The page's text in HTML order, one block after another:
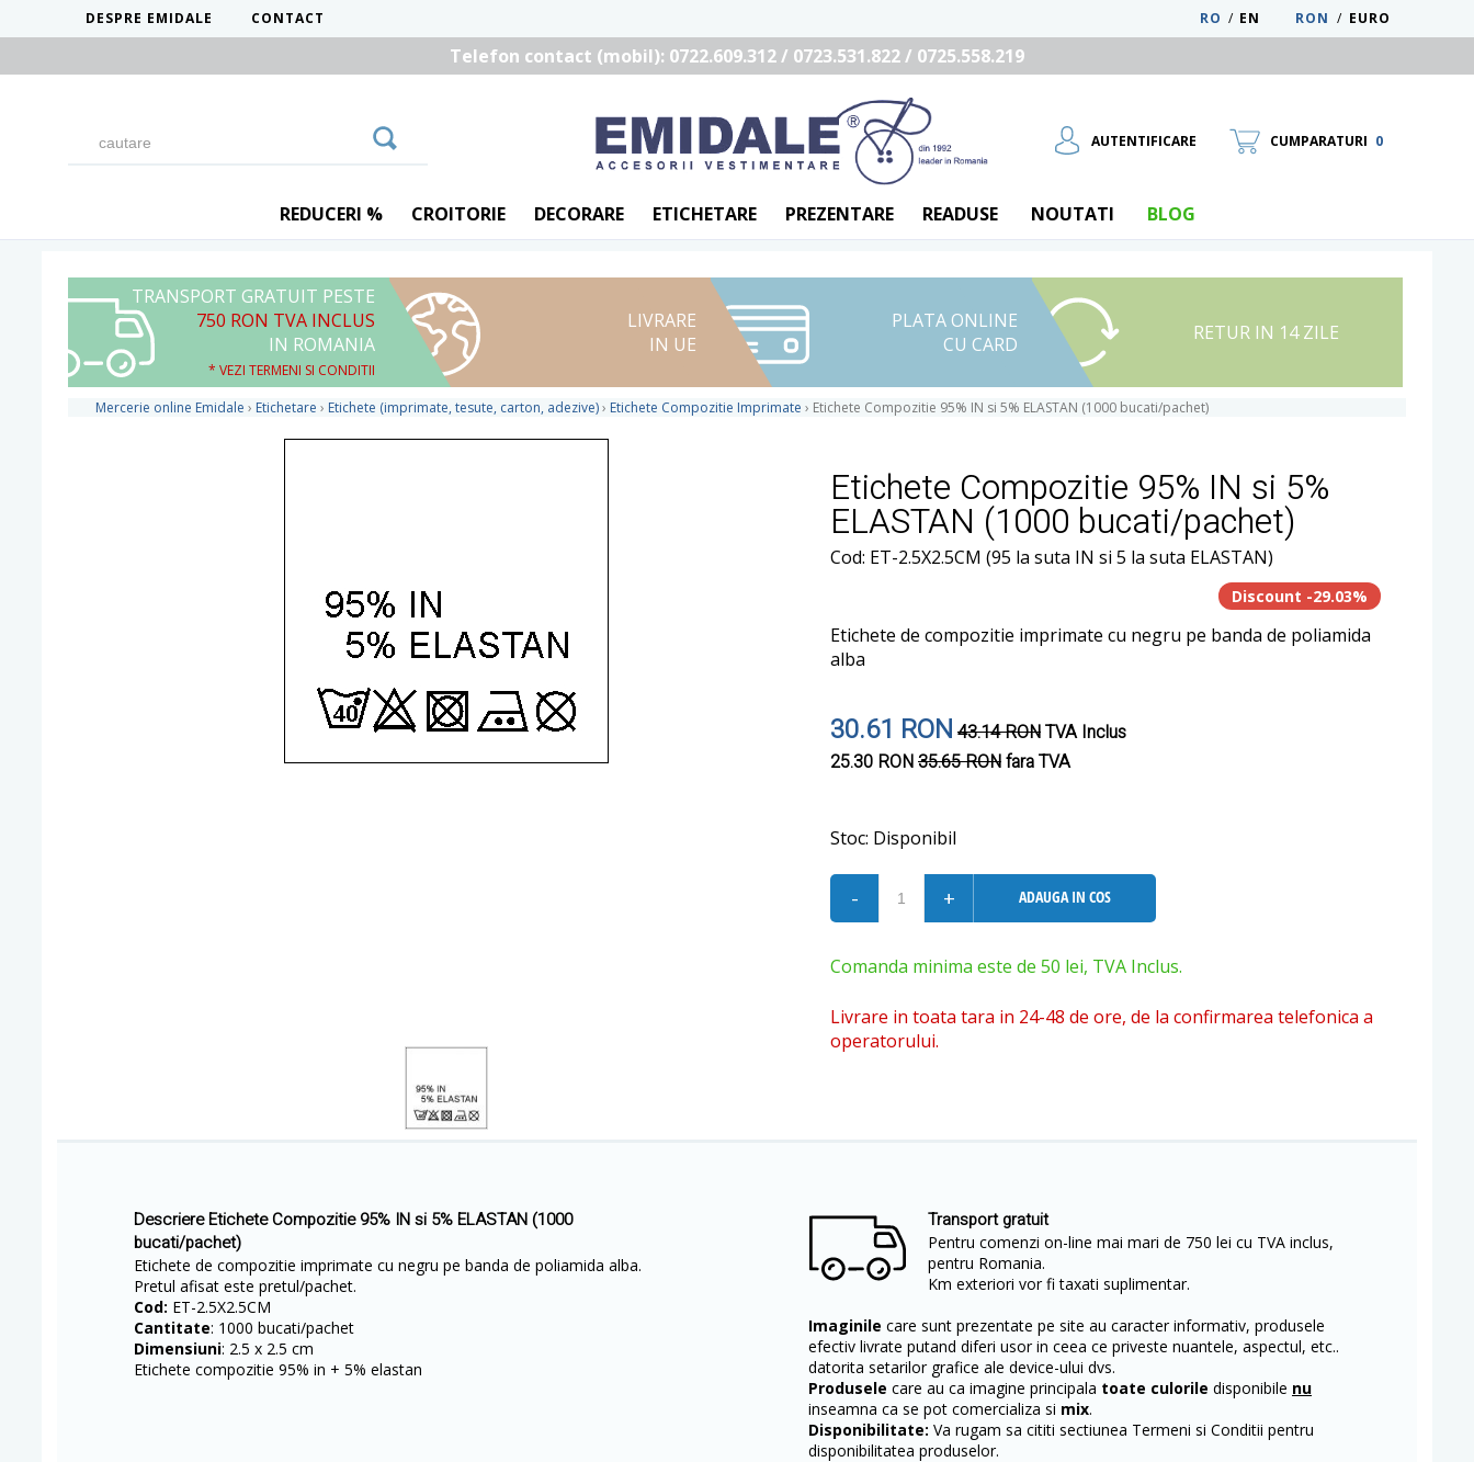
DESPRE EMIDALE CONTACT RON / EURO
EN
/
RO
Telefon contact (mobil): 0722.609.312 / 0723.531.822 / 0725.558.219
AUTENTIFICARE
UTILIZATOR NOU
RECUPEREAZA PAROLA
CUMPARATURI 0
REDUCERI % CROITORIE DECORARE ETICHETARE PREZENTARE READUSE NOUTATI BLOG
TRANSPORT GRATUIT PESTE
750 RON TVA INCLUS
IN ROMANIA
* VEZI TERMENI SI CONDITII
LIVRARE
IN UE
PLATA ONLINE
CU CARD
RETUR IN 14 ZILE
Mercerie online Emidale › Etichetare › Etichete (imprimate, tesute, carton, adezive)› Etichete Compozitie Imprimate › Etichete Compozitie 95% IN si 5% ELASTAN (1000 bucati/pachet)
Etichete Compozitie 95% IN si 5%
ELASTAN (1000 bucati/pachet)
Cod: ET-2.5X2.5CM (95 la suta IN si 5 la suta ELASTAN)
Discount -29.03%
Etichete de compozitie imprimate cu negru pe banda de poliamida
alba
30.61 RON 43.14 RONTVA Inclus
25.30 RON35.65 RONfara TVA
Stoc: Disponibil
- + ADAUGA IN COS
Comanda minima este de 50 lei, TVA Inclus.
Livrare in toata tara in 24-48 de ore, de la confirmarea telefonica a
operatorului.
Descriere Etichete Compozitie 95% IN si 5% ELASTAN (1000
bucati/pachet)
Etichete de compozitie imprimate cu negru pe banda de poliamida alba.
Pretul afisat este pretul/pachet.
Cod: ET-2.5X2.5CM
Cantitate: 1000 bucati/pachet
Dimensiuni: 2.5 x 2.5 cm
Etichete compozitie 95% in + 5% elastan
Transport gratuit
Pentru comenzi on-line mai mari de 750 lei cu TVA inclus,
pentru Romania.
Km exteriori vor fi taxati suplimentar.
Imaginile care sunt prezentate pe site au caracter informativ, produsele
efectiv livrate putand diferi usor in ceea ce priveste nuantele, aspectul, etc..
datorita setarilor grafice ale device-ului dvs.
Produsele care au ca imagine principala toate culorile disponibile nu
inseamna ca se pot comercializa si mix.
Disponibilitate: Va rugam sa cititi sectiunea Termeni si Conditii pentru
disponibilitatea produselor.